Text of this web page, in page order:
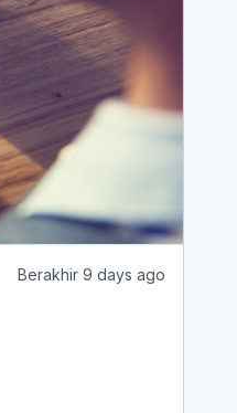
Berakhir 9 days ago